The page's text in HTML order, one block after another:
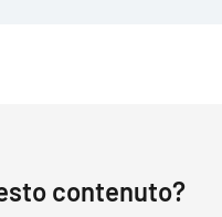
contenuto?